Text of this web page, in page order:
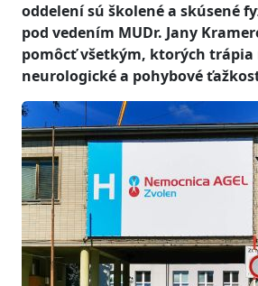
oddelení sú školené a skúsené
pod vedením MUDr. Jany
pomôcť všetkým, ktorých trápia
neurologické a pohybové